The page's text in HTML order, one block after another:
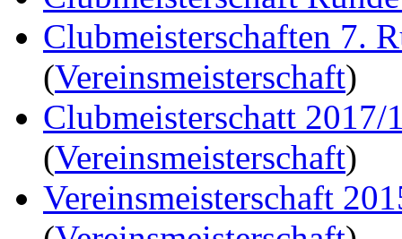
Clubmeisterschaften 7.
(Vereinsmeisterschaft)
Clubmeisterschatt 2017/
(Vereinsmeisterschaft)
Vereinsmeisterschaft